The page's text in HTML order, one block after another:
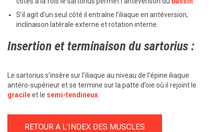
S’il agit d’un seul côté il entraîne l’iliaque en antéversion,
inclinaison latérale externe et rotation interne.
Insertion et terminaison du sartorius :
Le sartorius s’insère sur l’iliaque au niveau de l’épine iliaque
antéro-supérieur et se termine sur la patte d’oie où il rejoint le
gracileet le semi-tendineux
RETOUR A L’INDEX DES MUSCLES